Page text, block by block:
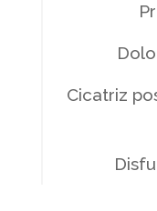
Cicatriz